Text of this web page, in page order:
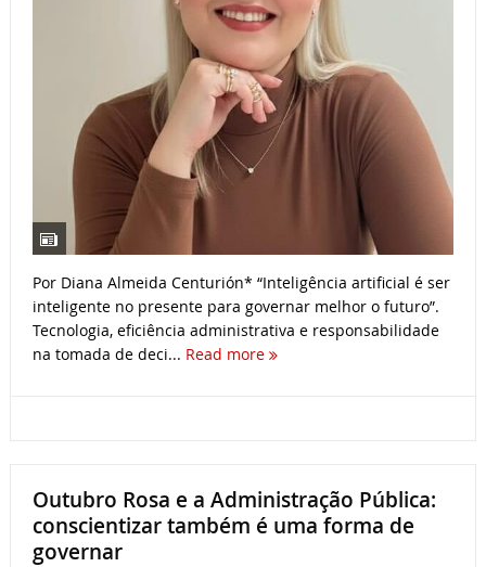
Por Diana Almeida Centurión* “Inteligência artificial é ser
inteligente no presente para governar melhor o futuro”.
Tecnologia, eficiência administrativa e responsabilidade
na tomada de deci... Read more
Outubro Rosa e a Administração Pública:
conscientizar também é uma forma de
governar